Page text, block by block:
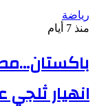
رياضة
منذ 7 أيام
انهيار